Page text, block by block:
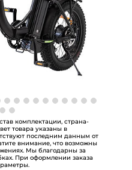
комплектации, страна-
товара указаны в
последним данным от
внимание, что возможны
Мы благодарны за
При оформлении заказа